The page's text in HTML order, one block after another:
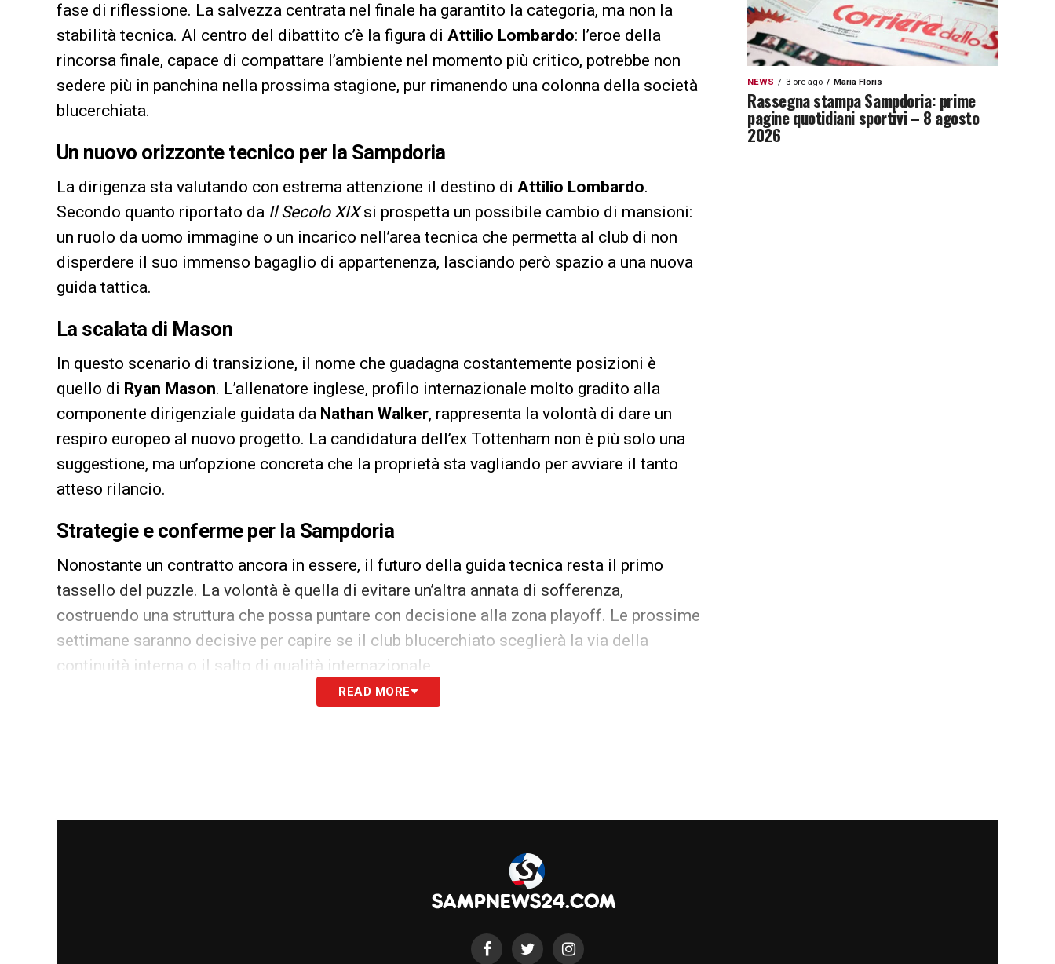
fase di riflessione. La salvezza centrata nel finale ha garantito la categoria, ma non la
stabilità tecnica. Al centro del dibattito c’è la figura di Attilio Lombardo: l’eroe della
rincorsa finale, capace di compattare l’ambiente nel momento più critico, potrebbe non
sedere più in panchina nella prossima stagione, pur rimanendo una colonna della società
blucerchiata.
Un nuovo orizzonte tecnico per la Sampdoria
La dirigenza sta valutando con estrema attenzione il destino di Attilio Lombardo.
Secondo quanto riportato da Il Secolo XIXsi prospetta un possibile cambio di mansioni:
un ruolo da uomo immagine o un incarico nell’area tecnica che permetta al club di non
disperdere il suo immenso bagaglio di appartenenza, lasciando però spazio a una nuova
guida tattica.
La scalata di Mason
In questo scenario di transizione, il nome che guadagna costantemente posizioni è
quello di Ryan Mason. L’allenatore inglese, profilo internazionale molto gradito alla
componente dirigenziale guidata da Nathan Walker, rappresenta la volontà di dare un
respiro europeo al nuovo progetto. La candidatura dell’ex Tottenham non è più solo una
suggestione, ma un’opzione concreta che la proprietà sta vagliando per avviare il tanto
atteso rilancio.
Strategie e conferme per la Sampdoria
Nonostante un contratto ancora in essere, il futuro della guida tecnica resta il primo
tassello del puzzle. La volontà è quella di evitare un’altra annata di sofferenza,
costruendo una struttura che possa puntare con decisione alla zona playoff. Le prossime
settimane saranno decisive per capire se il club blucerchiato sceglierà la via della
continuità interna o il salto di qualità internazionale.
READ MORE
NEWS 3 ore ago Maria Floris
Rassegna stampa Sampdoria: prime
pagine quotidiani sportivi – 8 agosto
2026